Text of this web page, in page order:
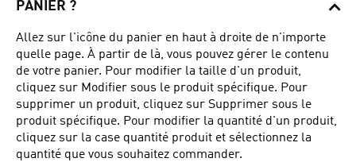
PANIER ?
Allez sur l'icône du panier en haut à droite de n'importe
quelle page. À partir de là, vous pouvez gérer le contenu
de votre panier. Pour modifier la taille d'un produit,
cliquez sur Modifier sous le produit spécifique. Pour
supprimer un produit, cliquez sur Supprimer sous le
produit spécifique. Pour modifier la quantité d'un produit,
cliquez sur la case quantité produit et sélectionnez la
quantité que vous souhaitez commander.